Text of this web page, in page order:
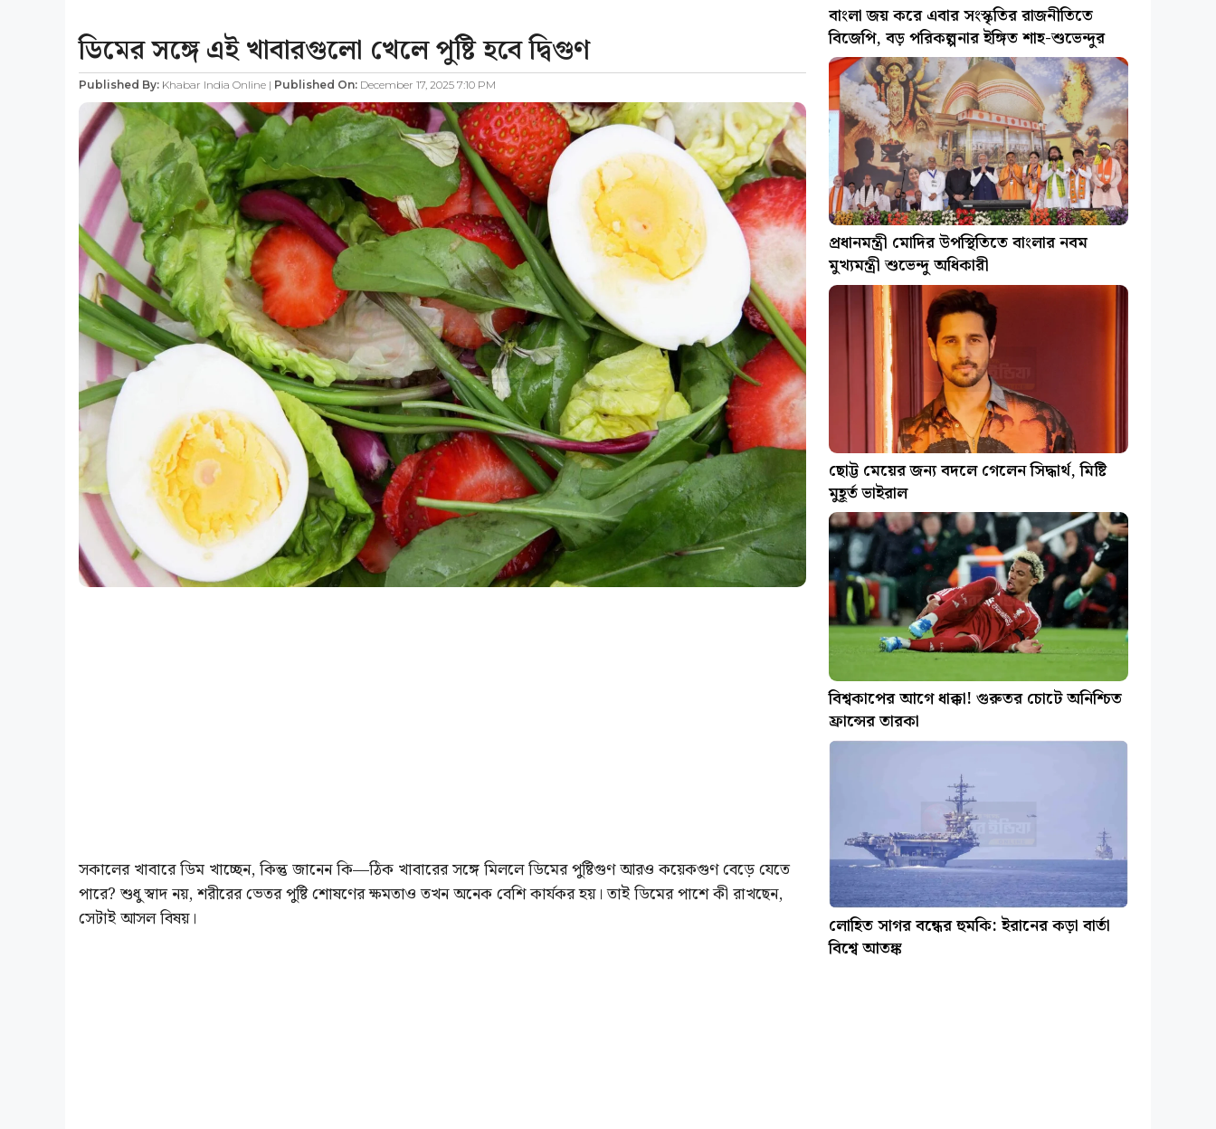
ডিমের সঙ্গে এই খাবারগুলো খেলে পুষ্টি হবে দ্বিগুণ
Published By: Khabar India Online | Published On: December 17, 2025 7:10 PM
সকালের খাবারে ডিম খাচ্ছেন, কিন্তু জানেন কি—ঠিক খাবারের সঙ্গে মিললে ডিমের পুষ্টিগুণ আরও কয়েকগুণ বেড়ে যেতে
পারে? শুধু স্বাদ নয়, শরীরের ভেতর পুষ্টি শোষণের ক্ষমতাও তখন অনেক বেশি কার্যকর হয়। তাই ডিমের পাশে কী রাখছেন,
সেটাই আসল বিষয়।
বাংলা জয় করে এবার সংস্কৃতির রাজনীতিতে
বিজেপি, বড় পরিকল্পনার ইঙ্গিত শাহ-শুভেন্দুর
প্রধানমন্ত্রী মোদির উপস্থিতিতে বাংলার নবম
মুখ্যমন্ত্রী শুভেন্দু অধিকারী
ছোট্ট মেয়ের জন্য বদলে গেলেন সিদ্ধার্থ, মিষ্টি
মুহূর্ত ভাইরাল
বিশ্বকাপের আগে ধাক্কা! গুরুতর চোটে অনিশ্চিত
ফ্রান্সের তারকা
লোহিত সাগর বন্ধের হুমকি: ইরানের কড়া বার্তা
বিশ্বে আতঙ্ক